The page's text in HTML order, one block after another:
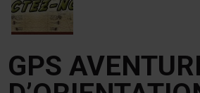
GPS